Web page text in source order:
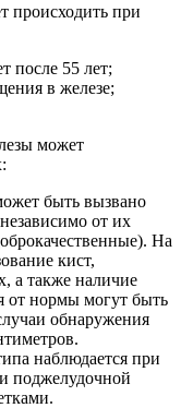
происходить при
после 55 лет;
в железе;
может
быть вызвано
от их
На
кист,
а также наличие
от нормы могут быть
обнаружения
наблюдается при
поджелудочной